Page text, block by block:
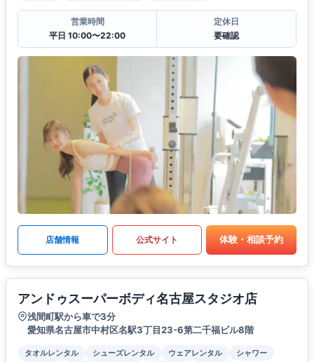
営業時間
平日 10:00〜22:00
定休日
要確認
店舗情報 公式サイト 体験・相談予約
アンドゥスーパーボディ名古屋スタジオ店
浅間町駅から車で3分
愛知県名古屋市中村区名駅3丁目23-6第二千福ビル8階
タオルレンタル シューズレンタル ウェアレンタル
シャワー